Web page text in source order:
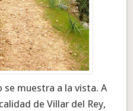
muestra a la vista. A
de Villar del Rey,